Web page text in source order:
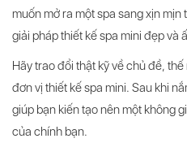
muốn mở ra một spa sang xịn
giải pháp thiết kế spa mini đẹp và
Hãy trao đổi thật kỹ về chủ đề,
đơn vị thiết kế spa mini. Sau khi
giúp bạn kiến tạo nên một không
của chính bạn.